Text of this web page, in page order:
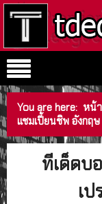
You are here: หน้
แชมเปี้ยนชิพ อังกฤษ
ทีเด็ดบ
เ